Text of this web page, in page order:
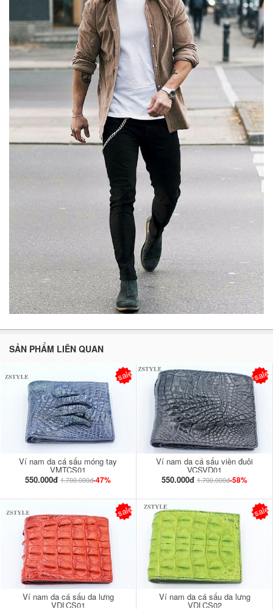
SẢN PHẨM LIÊN QUAN
Ví nam da cá sấu móng tay
VMTCS01
550.000đ 1.700.000đ-47%
sale
Ví nam da cá sấu viền đuôi
VCSVD01
550.000đ 1.700.000đ-58%
sale
Ví nam da cá sấu da lưng
VDLCS01
sale
Ví nam da cá sấu da lưng
VDLCS02
sale